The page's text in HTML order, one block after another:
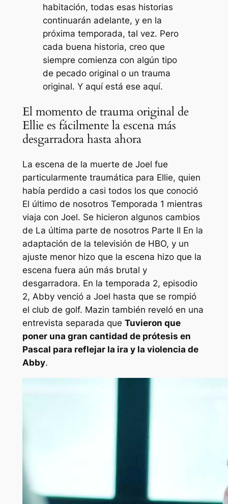
habitación, todas esas historias
continuarán adelante, y en la
próxima temporada, tal vez. Pero
cada buena historia, creo que
siempre comienza con algún tipo
de pecado original o un trauma
original. Y aquí está ese aquí.
El momento de trauma original de
Ellie es fácilmente la escena más
desgarradora hasta ahora
La escena de la muerte de Joel fue
particularmente traumática para Ellie, quien
había perdido a casi todos los que conoció
El último de nosotros Temporada 1 mientras
viaja con Joel. Se hicieron algunos cambios
de La última parte de nosotros Parte II En la
adaptación de la televisión de HBO, y un
ajuste menor hizo que la escena hizo que la
escena fuera aún más brutal y
desgarradora. En la temporada 2, episodio
2, Abby venció a Joel hasta que se rompió
el club de golf. Mazin también reveló en una
entrevista separada que Tuvieron que
poner una gran cantidad de prótesis en
Pascal para reflejar la ira y la violencia de
Abby.